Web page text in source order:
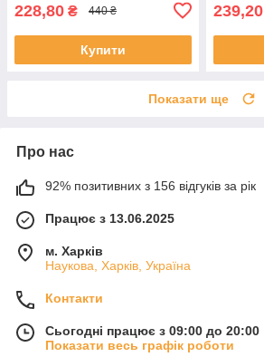
228,80 ₴ 440 ₴
Купити
239,20
Показати ще
Про нас
92% позитивних з 156 відгуків за рік
Працює з 13.06.2025
м. Харків
Наукова, Харків, Україна
Контакти
Сьогодні працює з 09:00 до 20:00
Показати весь графік роботи